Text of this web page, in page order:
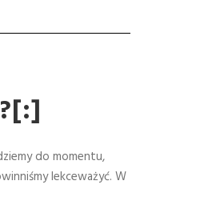
do momentu,
lekceważyć. W